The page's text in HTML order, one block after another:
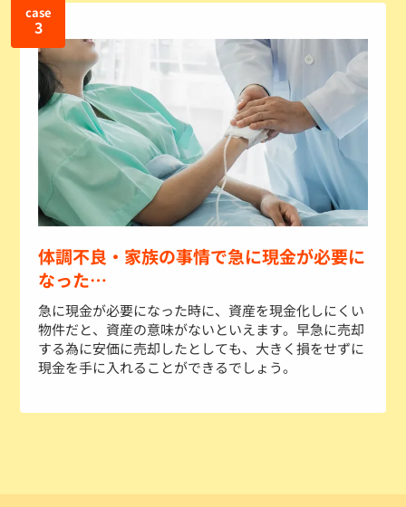
case
3
体調不良・家族の事情で急に現金が必要に
なった…
急に現金が必要になった時に、資産を現金化しにくい
物件だと、資産の意味がないといえます。早急に売却
する為に安価に売却したとしても、大きく損をせずに
現金を手に入れることができるでしょう。